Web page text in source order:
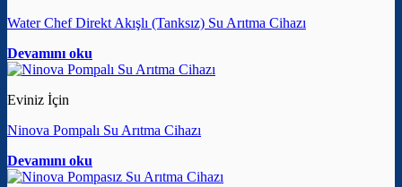
Water Chef Direkt Akışlı (Tanksız) Su Arıtma Cihazı
Devamını oku
Eviniz İçin
Ninova Pompalı Su Arıtma Cihazı
Devamını oku